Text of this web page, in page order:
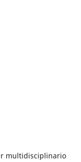
multidisciplinario